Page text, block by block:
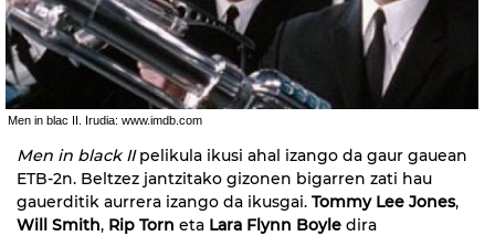
Men in blac II. Irudia: www.imdb.com
Men in black IIpelikula ikusi ahal izango da gaur gauean
ETB-2n. Beltzez jantzitako gizonen bigarren zati hau
gauerditik aurrera izango da ikusgai. Tommy Lee Jones,
Will Smith, Rip Torn eta Lara Flynn Boyle dira